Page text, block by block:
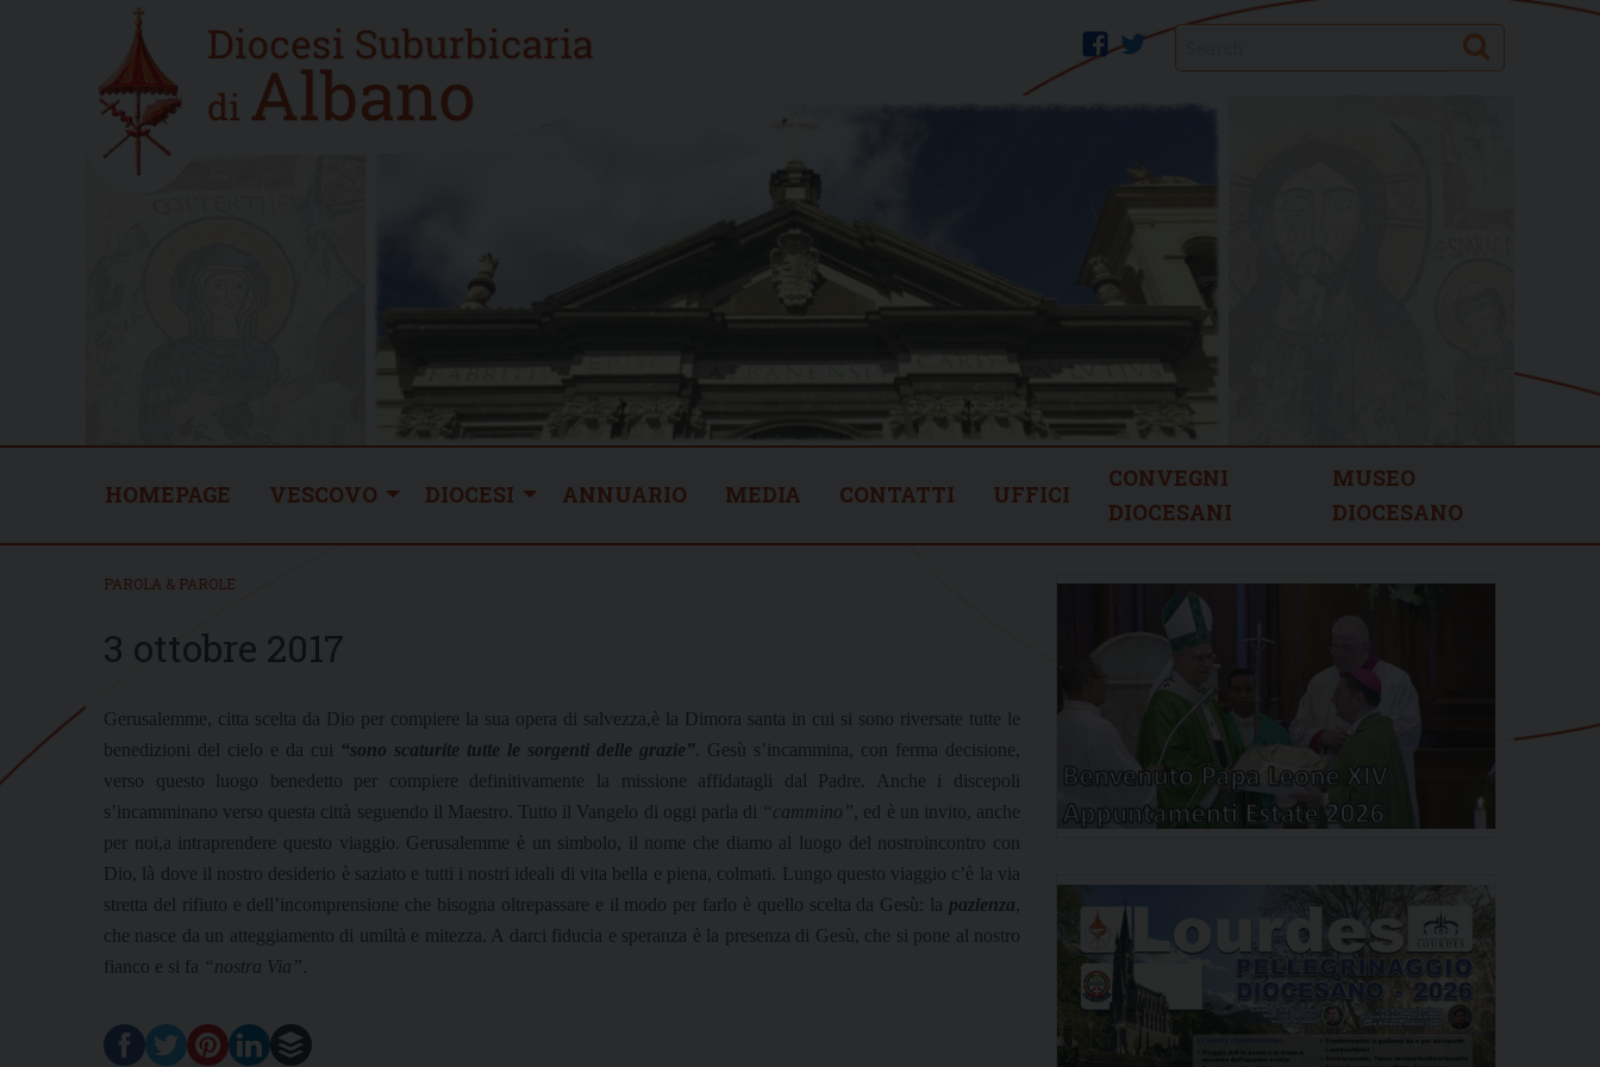
Home
new
twitter
facebook Search
HOMEPAGE VESCOVO DIOCESI ANNUARIO MEDIA CONTATTI UFFICI
CONVEGNI
DIOCESANI
MUSEO
DIOCESANO
PAROLA & PAROLE
3 ottobre 2017
Gerusalemme, citta scelta da Dio per compiere la sua opera di salvezza,è la Dimora santa in cui si sono riversate tutte le
benedizioni del cielo e da cui “sono scaturite tutte le sorgenti delle grazie” . Gesù s’incammina, con ferma decisione,
verso questo luogo benedetto per compiere definitivamente la missione affidatagli dal Padre. Anche i discepoli
s’incamminano verso questa città seguendo il Maestro. Tutto il Vangelo di oggi parla di “cammino”, ed è un invito, anche
per noi,a intraprendere questo viaggio. Gerusalemme è un simbolo, il nome che diamo al luogo del nostroincontro con
Dio, là dove il nostro desiderio è saziato e tutti i nostri ideali di vita bella e piena, colmati. Lungo questo viaggio c’è la via
stretta del rifiuto e dell’incomprensione che bisogna oltrepassare e il modo per farlo è quello scelta da Gesù: la pazienza,
che nasce da un atteggiamento di umiltà e mitezza. A darci fiducia e speranza è la presenza di Gesù, che si pone al nostro
fianco e si fa “nostra Via”